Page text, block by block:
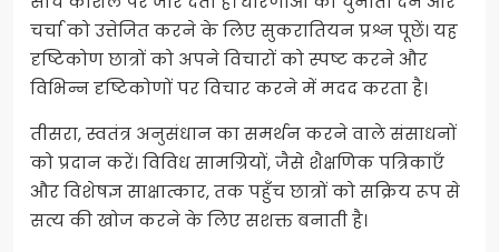
चर्चा को उत्तेजित करने के लिए सुकरातियन प्रश्न पूछें। यह
दृष्टिकोण छात्रों को अपने विचारों को स्पष्ट करने और
विभिन्न दृष्टिकोणों पर विचार करने में मदद करता है।
तीसरा, स्वतंत्र अनुसंधान का समर्थन करने वाले संसाधनों
को प्रदान करें। विविध सामग्रियों, जैसे शैक्षणिक पत्रिकाएँ
और विशेषज्ञ साक्षात्कार, तक पहुँच छात्रों को सक्रिय रूप से
सत्य की खोज करने के लिए सशक्त बनाती है।